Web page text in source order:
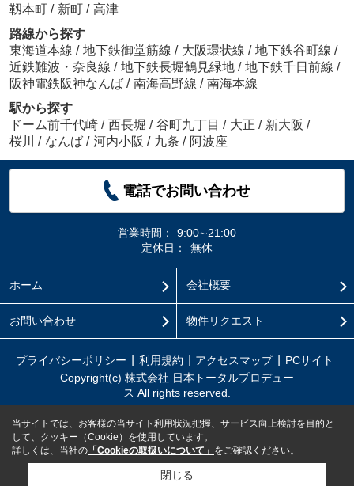
靱本町 / 新町 / 高津
路線から探す
東海道本線 / 地下鉄御堂筋線 / 大阪環状線 / 地下鉄谷町線 /
近鉄難波・奈良線 / 地下鉄長堀鶴見緑地 / 地下鉄千日前線 /
阪神電鉄阪神なんば / 南海高野線 / 南海本線
駅から探す
ドーム前千代崎 / 西長堀 / 谷町九丁目 / 大正 / 新大阪 /
桜川
/ なんば / 河内小阪 / 九条 / 阿波座
電話でお問い合わせ
営業時間：
9:00∼21:00
定休日：
無休
ホーム 会社概要
お問い合わせ 物件リクエスト
プライバシーポリシー 利用規約 アクセスマップ
PCサイト
Copyright(c) 株式会社 日本トータルプロデュー
ス All rights reserved.
当サイトでは、お客様の当サイト利用状況把握、サービス向上検討を目的と
して、クッキー（Cookie）を使用しています。
詳しくは、当社の 「Cookieの取扱いについて」 をご確認ください。
閉じる